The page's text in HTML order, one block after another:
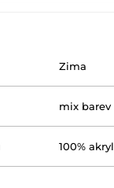
Zima
mix barev
100% akryl